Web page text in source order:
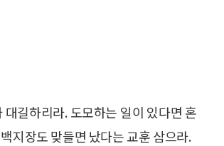
길하리라. 도모하는 일이 있다면 혼
지장도 맞들면 났다는 교훈 삼으라.